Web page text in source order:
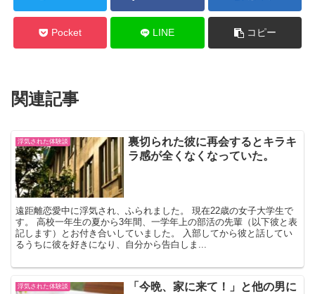
Pocket LINE コピー
関連記事
浮気された体験談
裏切られた彼に再会するとキラキ
ラ感が全くなくなっていた。
遠距離恋愛中に浮気され、ふられました。 現在22歳の女子大学生で
す。 高校一年生の夏から3年間、一学年上の部活の先輩（以下彼と表
記します）とお付き合いしていました。 入部してから彼と話してい
るうちに彼を好きになり、自分から告白しま...
浮気された体験談
「今晩、家に来て！」と他の男に